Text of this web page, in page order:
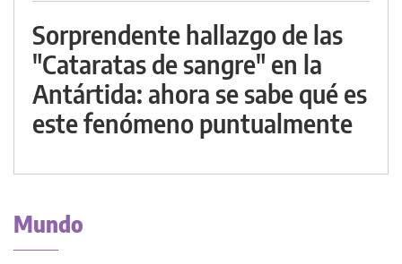
Sorprendente hallazgo de las
"Cataratas de sangre" en la
Antártida: ahora se sabe qué es
este fenómeno puntualmente
Mundo